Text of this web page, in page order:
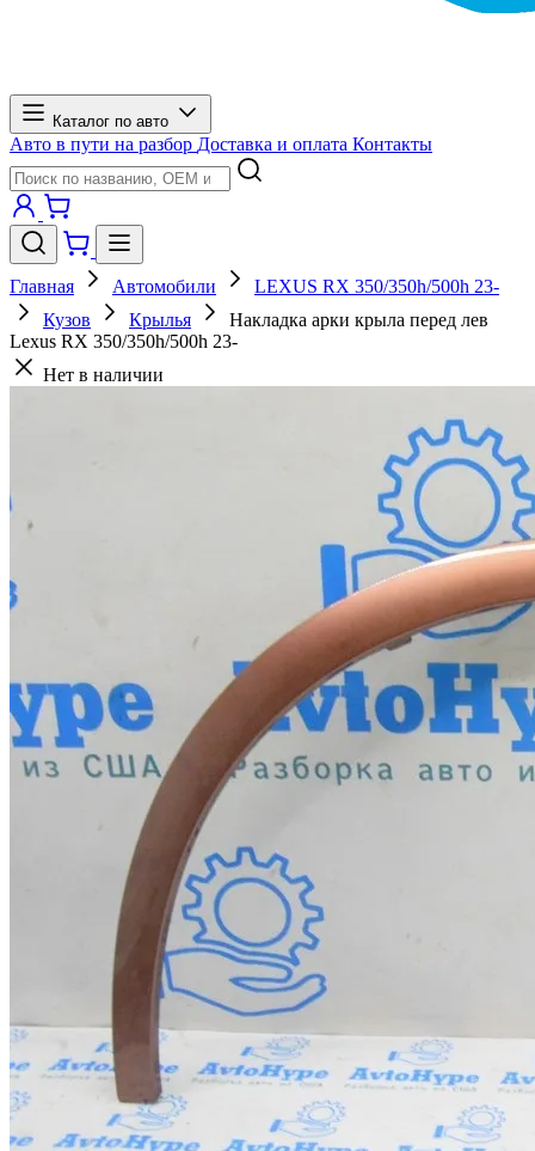
Каталог по авто
Авто в пути на разбор Доставка и оплата Контакты
Главная Автомобили
LEXUS RX 350/350h/500h 23-
Кузов
Крылья
Накладка арки крыла перед лев
Lexus RX 350/350h/500h 23-
Нет в наличии